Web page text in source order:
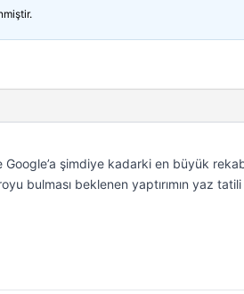
Google’a şimdiye kadarki en büyük
bulması beklenen yaptırımın yaz tatili